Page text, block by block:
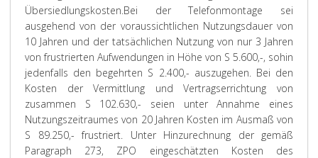
Übersiedlungskosten.Bei der Telefonmontage sei
ausgehend von der voraussichtlichen Nutzungsdauer von
10 Jahren und der tatsächlichen Nutzung von nur 3 Jahren
von frustrierten Aufwendungen in Höhe von S 5.600,-, sohin
jedenfalls den begehrten S 2.400,- auszugehen. Bei den
Kosten der Vermittlung und Vertragserrichtung von
zusammen S 102.630,- seien unter Annahme eines
Nutzungszeitraumes von 20 Jahren Kosten im Ausmaß von
S 89.250,- frustriert. Unter Hinzurechnung der gemäß
Paragraph 273, ZPO eingeschätzten Kosten des